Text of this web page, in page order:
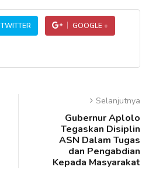
TWITTER GOOGLE +
Selanjutnya
Gubernur Aplolo
Tegaskan Disiplin
ASN Dalam Tugas
dan Pengabdian
Kepada Masyarakat